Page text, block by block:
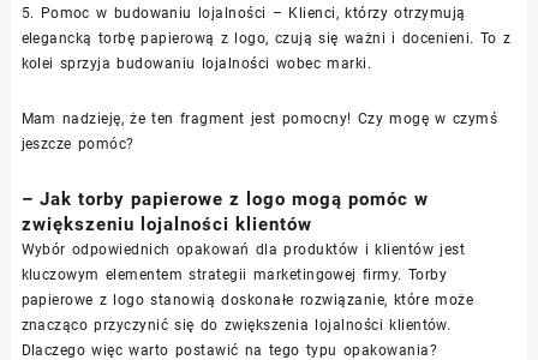
5. Pomoc w budowaniu lojalności – Klienci, którzy otrzymują
elegancką torbę papierową z logo, czują się ważni i docenieni. To z
kolei sprzyja budowaniu lojalności wobec marki.
Mam nadzieję, że ten fragment jest pomocny! Czy mogę w czymś
jeszcze pomóc?
– Jak torby papierowe z logo mogą pomóc w
zwiększeniu lojalności klientów
Wybór odpowiednich opakowań dla produktów i klientów jest
kluczowym elementem strategii marketingowej firmy. Torby
papierowe z logo stanowią doskonałe rozwiązanie, które może
znacząco przyczynić się do zwiększenia lojalności klientów.
Dlaczego więc warto postawić na tego typu opakowania?